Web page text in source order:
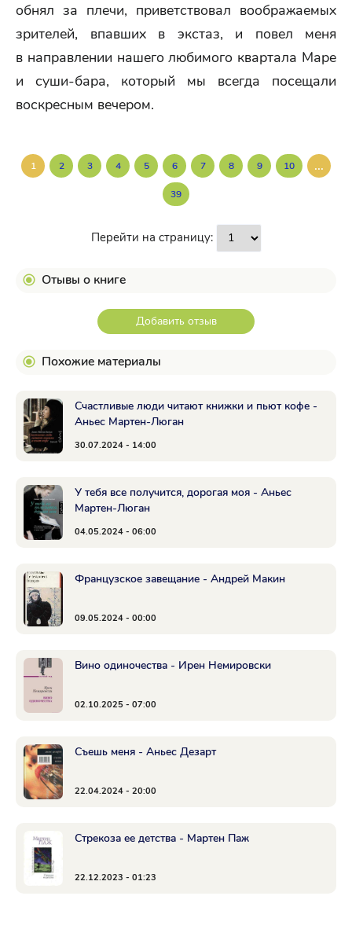
обнял за плечи, приветствовал воображаемых
зрителей, впавших в экстаз, и повел меня
в направлении нашего любимого квартала Маре
и суши-бара, который мы всегда посещали
воскресным вечером.
1 2 3 4 5 6 7 8 9 10 ...
39
Перейти на страницу:
Отывы о книге
Добавить отзыв
Похожие материалы
Счастливые люди читают книжки и пьют кофе -
Аньес Мартен-Люган
30.07.2024 - 14:00
У тебя все получится, дорогая моя - Аньес
Мартен-Люган
04.05.2024 - 06:00
Французское завещание - Андрей Макин
09.05.2024 - 00:00
Вино одиночества - Ирен Немировски
02.10.2025 - 07:00
Съешь меня - Аньес Дезарт
22.04.2024 - 20:00
Стрекоза ее детства - Мартен Паж
22.12.2023 - 01:23